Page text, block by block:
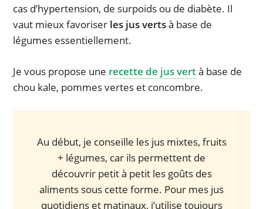
cas d’hypertension, de surpoids ou de diabète. Il
vaut mieux favoriser les jus vertsà base de
légumes essentiellement.
Je vous propose une recette de jus vertà base de
chou kale, pommes vertes et concombre.
Au début, je conseille les jus mixtes, fruits
+ légumes, car ils permettent de
découvrir petit à petit les goûts des
aliments sous cette forme. Pour mes jus
quotidiens et matinaux, j’utilise toujours